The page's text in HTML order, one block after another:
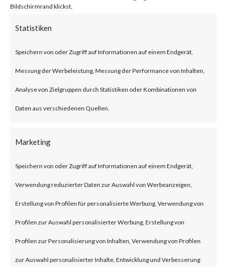
Bildschirmrand klickst.
Statistiken
Speichern von oder Zugriff auf Informationen auf einem Endgerät,
Messung der Werbeleistung, Messung der Performance von Inhalten,
Analyse von Zielgruppen durch Statistiken oder Kombinationen von
Daten aus verschiedenen Quellen.
Marketing
Speichern von oder Zugriff auf Informationen auf einem Endgerät,
Verwendung reduzierter Daten zur Auswahl von Werbeanzeigen,
Erstellung von Profilen für personalisierte Werbung, Verwendung von
Profilen zur Auswahl personalisierter Werbung, Erstellung von
Profilen zur Personalisierung von Inhalten, Verwendung von Profilen
zur Auswahl personalisierter Inhalte, Entwicklung und Verbesserung
for files to overwrite and
delete.Why is this Significant?
This is significant because
Fantasy is a new wiper malware
that overwrites and deletes files
have victimized multiple
organizations. Fantasy wiper is
believed to have been deployed
to the victims’ machines
through update mechanism of
an unidentified software
commonly used in the diamond